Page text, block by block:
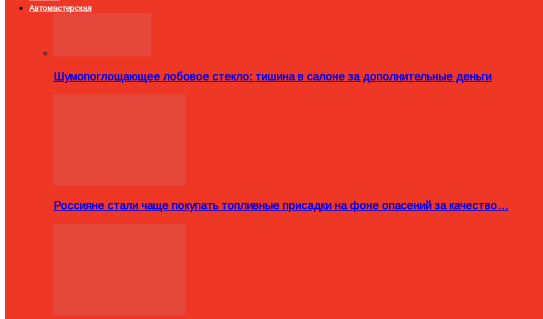
Автомастерская
Шумопоглощающее лобовое стекло: тишина в салоне за дополнительные деньги
Россияне стали чаще покупать топливные присадки на фоне опасений за качество…